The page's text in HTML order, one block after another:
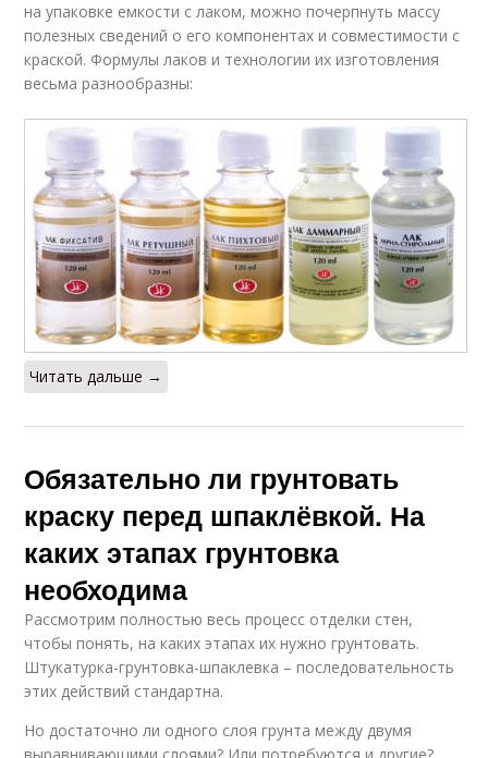
на упаковке емкости с лаком, можно почерпнуть массу
полезных сведений о его компонентах и совместимости с
краской. Формулы лаков и технологии их изготовления
весьма разнообразны:
Читать дальше →
Обязательно ли грунтовать
краску перед шпаклёвкой. На
каких этапах грунтовка
необходима
Рассмотрим полностью весь процесс отделки стен,
чтобы понять, на каких этапах их нужно грунтовать.
Штукатурка-грунтовка-шпаклевка – последовательность
этих действий стандартна.
Но достаточно ли одного слоя грунта между двумя